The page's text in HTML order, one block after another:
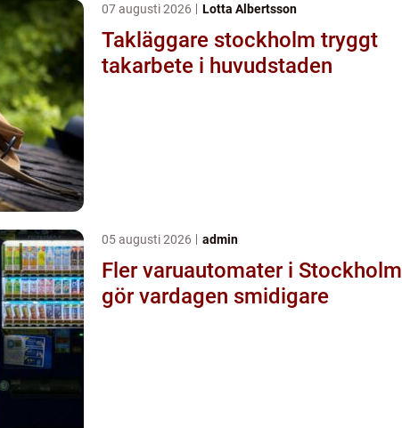
07 augusti 2026 Lotta Albertsson
Takläggare stockholm tryggt
takarbete i huvudstaden
05 augusti 2026 admin
Fler varuautomater i Stockholm
gör vardagen smidigare